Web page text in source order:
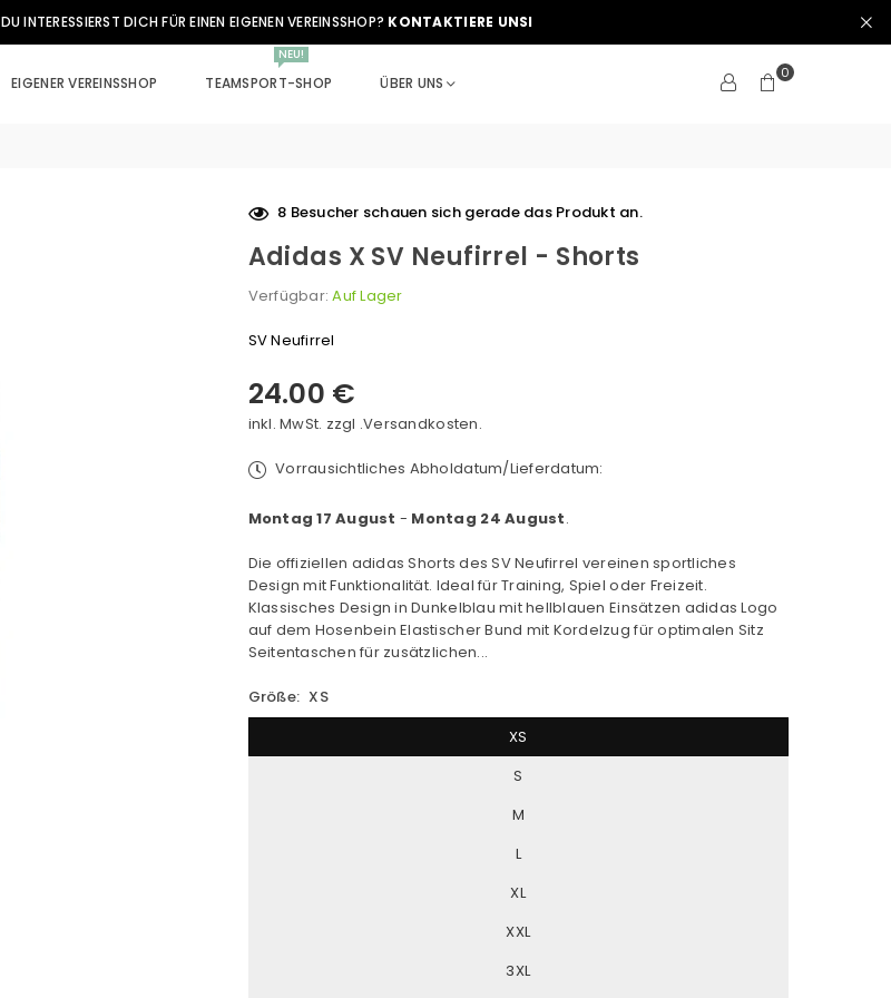
DU INTERESSIERST DICH FÜR EINEN EIGENEN VEREINSSHOP? KONTAKTIERE UNSI
EIGENER VEREINSSHOP TEAMSPORT-SHOP
NEU!
ÜBER UNS
0
8 Besucher schauen sich gerade das Produkt an.
Adidas X SV Neufirrel - Shorts
Verfügbar:Auf Lager
SV Neufirrel
Normaler
Preis
24.00 €
inkl. MwSt. zzgl .Versandkosten.
Vorrausichtliches Abholdatum/Lieferdatum:
Montag 17 August - Montag 24 August.
Die offiziellen adidas Shorts des SV Neufirrel vereinen sportliches
Design mit Funktionalität. Ideal für Training, Spiel oder Freizeit.
Klassisches Design in Dunkelblau mit hellblauen Einsätzen adidas Logo
auf dem Hosenbein Elastischer Bund mit Kordelzug für optimalen Sitz
Seitentaschen für zusätzlichen...
Größe: XS
XS
S
M
L
XL
XXL
3XL